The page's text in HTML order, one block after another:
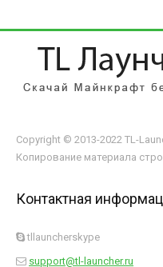
Copyright © 2013-2022 TL-
Копирование материала
Контактная
tllauncherskype
support@tl-launcher.ru